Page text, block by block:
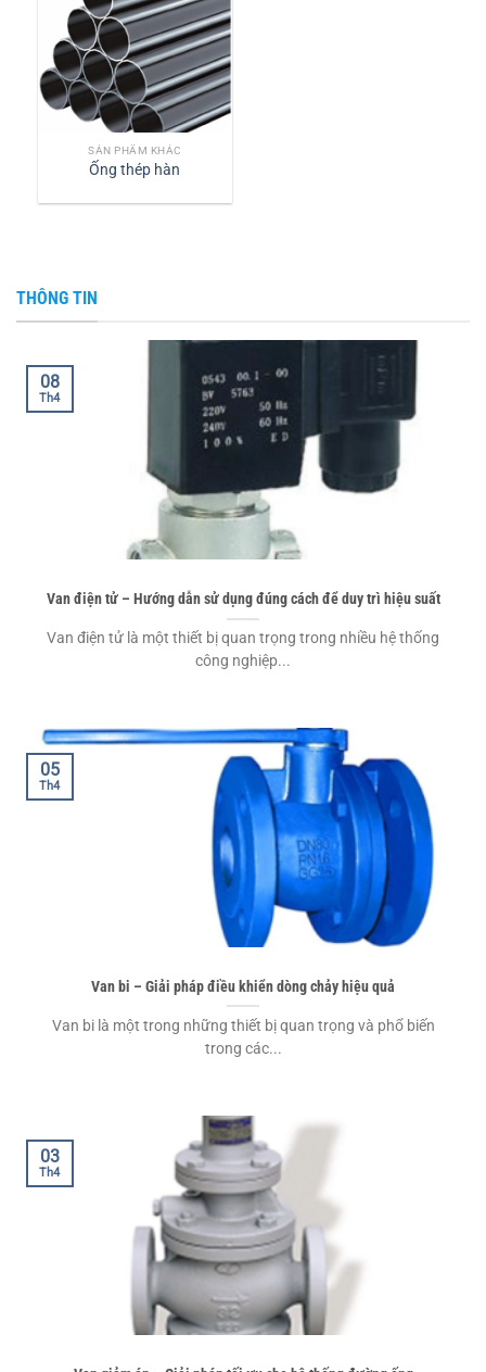
SẢN PHẨM KHÁC
Ống thép hàn
THÔNG TIN
Van điện tử – Hướng dẫn sử dụng đúng cách để duy trì hiệu suất
Van điện tử là một thiết bị quan trọng trong nhiều hệ thống
công nghiệp...
08
Th4
Van bi – Giải pháp điều khiển dòng chảy hiệu quả
Van bi là một trong những thiết bị quan trọng và phổ biến
trong các...
05
Th4
03
Th4